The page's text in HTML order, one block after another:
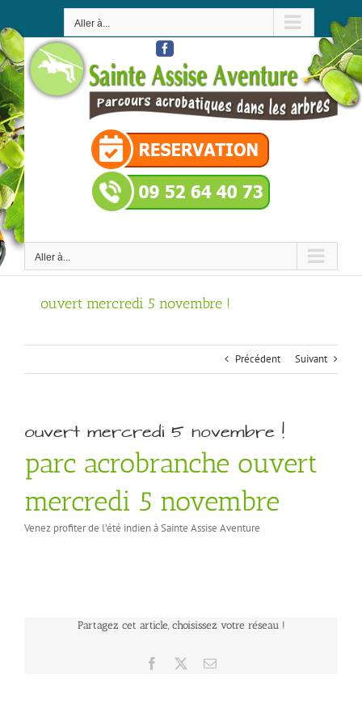
contenu
Aller à...
Facebook
Aller à...
ouvert mercredi 5 novembre !
Précédent Suivant
ouvert mercredi 5 novembre !
parc acrobranche ouvert
mercredi 5 novembre
Venez profiter de l’été indien à Sainte Assise Aventure
Partagez cet article, choisissez votre réseau !
Facebook Email